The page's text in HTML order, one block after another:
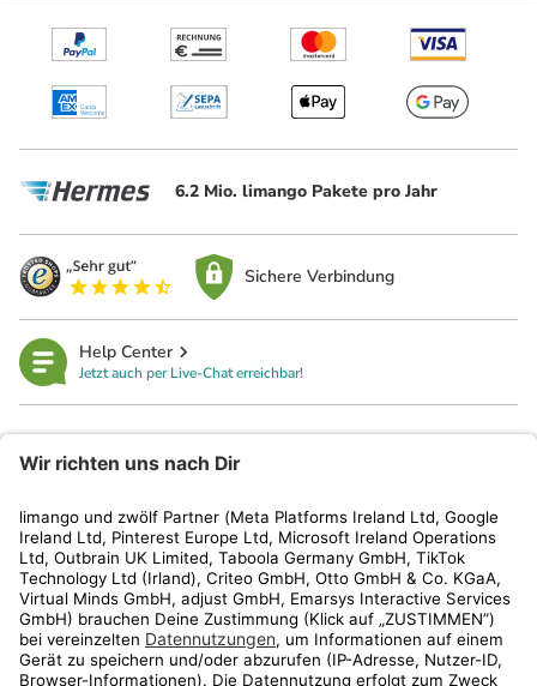
6.2 Mio. limango Pakete pro Jahr
Sichere Verbindung
Help Center
Jetzt auch per Live-Chat erreichbar!
Kundenservice
Shop
Aktionen